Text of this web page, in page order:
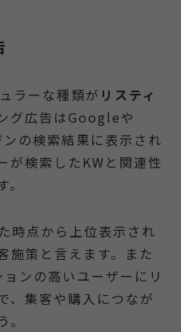
ラーな種類が リスティ
グ広告はGoogleや
の検索結果に表示され
が検索したKWと関連性
時点から上位表示され
施策と言えます。また
ンの高いユーザーにリ
、集客や購入につなが